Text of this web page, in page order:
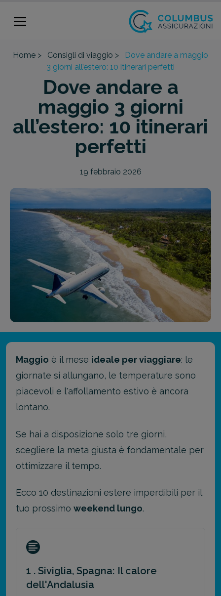
Home > Consigli di viaggio >
Dove andare a maggio
3 giorni all’estero: 10 itinerari perfetti
Dove andare a
maggio 3 giorni
all’estero: 10 itinerari
perfetti
19 febbraio 2026
Maggio è il mese ideale per viaggiare: le
giornate si allungano, le temperature sono
piacevoli e l'affollamento estivo è ancora
lontano.
Se hai a disposizione solo tre giorni,
scegliere la meta giusta è fondamentale per
ottimizzare il tempo.
Ecco 10 destinazioni estere imperdibili per il
tuo prossimo weekend lungo.
1 . Siviglia, Spagna: Il calore
dell'Andalusia